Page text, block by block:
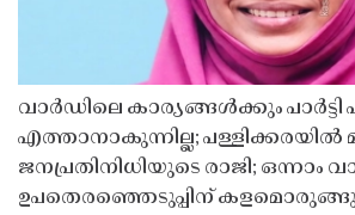
വാർഡിലെ കാര്യങ്ങൾക്കും പാർട്ടി
എത്താനാകുന്നില്ല; പള്ളിക്കരയിൽ
ജനപ്രതിനിധിയുടെ രാജി; ഒന്നാം
ഉപതെരഞ്ഞെടുപ്പിന്